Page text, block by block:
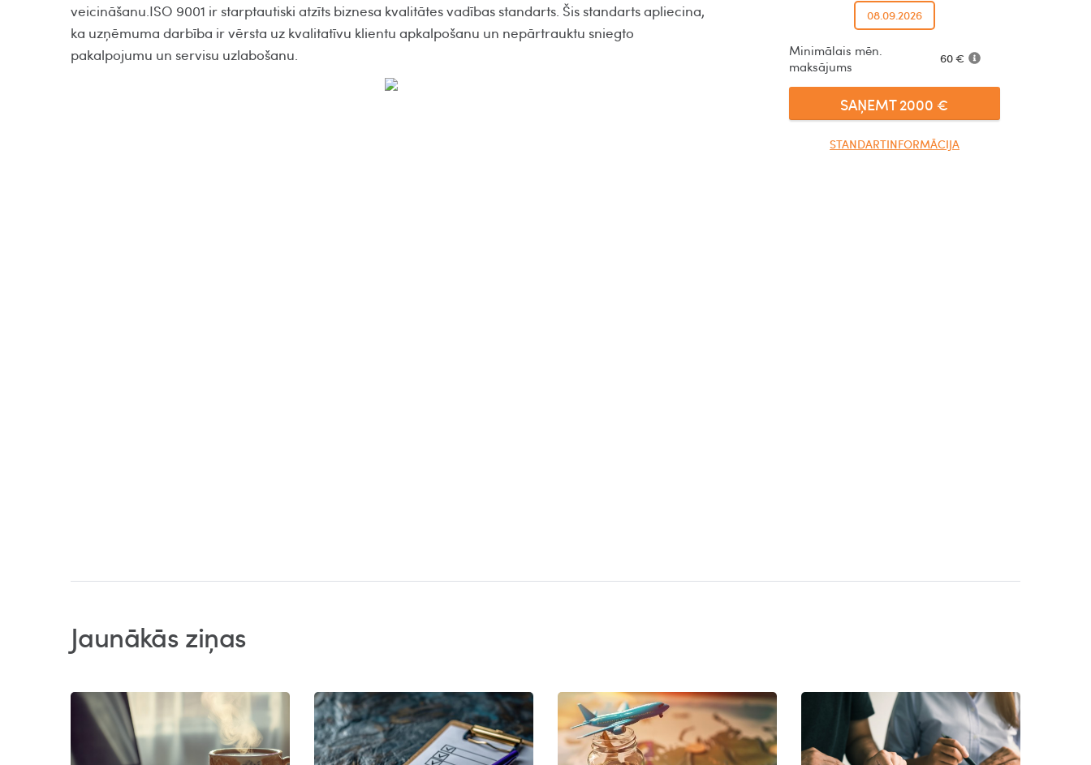
veicināšanu.ISO 9001 ir starptautiski atzīts biznesa kvalitātes vadības standarts. Šis standarts apliecina,
ka uzņēmuma darbība ir vērsta uz kvalitatīvu klientu apkalpošanu un nepārtrauktu sniegto
pakalpojumu un servisu uzlabošanu.
08.09.2026
Minimālais mēn.
maksājums
60€
SAŅEMT2000 €
STANDARTINFORMĀCIJA
Jaunākās ziņas